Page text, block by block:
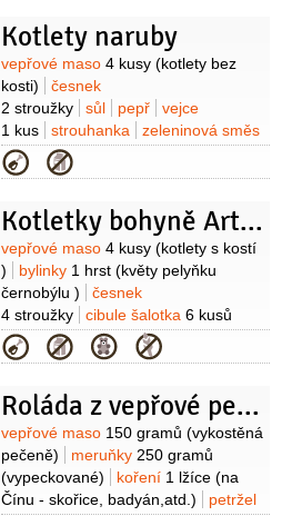
Kotlety naruby
Suroviny
vepřové maso 4 kusy (kotlety bez
kosti)
česnek
2 stroužky
sůl pepř
vejce
1 kus
strouhanka
zeleninová směs
sterilovaná
Kategorie
Kotletky bohyně Artemis
Suroviny
vepřové maso 4 kusy (kotlety s kostí
)
bylinky 1 hrst (květy pelyňku
černobýlu )
česnek
4 stroužky
cibule šalotka 6 kusů
(podle velikosti)
mrkev
4 kusy
sůl pepř
Kategorie
Roláda z vepřové pečeně s meruňkami
Suroviny
vepřové maso 150 gramů (vykostěná
pečeně)
meruňky 250 gramů
(vypeckované)
koření 1 lžíce (na
Čínu - skořice, badyán,atd.)
petržel